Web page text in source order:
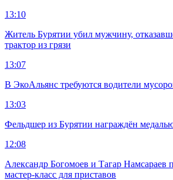
13:10
Житель Бурятии убил мужчину,
трактор из грязи
13:07
В ЭкоАльянс требуются водители
13:03
Фельдшер из Бурятии награждён
12:08
Александр Богомоев и Тагар Намсараев
мастер-класс для приставов